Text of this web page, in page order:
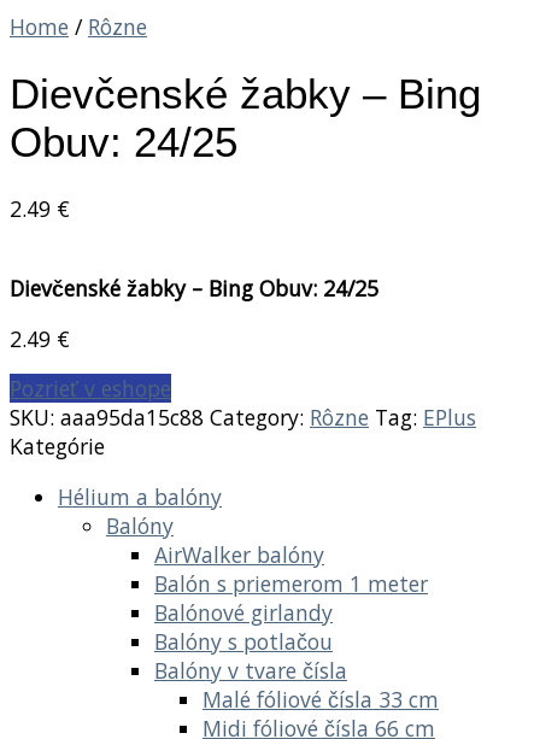
Home / Rôzne
Dievčenské žabky – Bing
Obuv: 24/25
2.49 €
Dievčenské žabky – Bing Obuv: 24/25
2.49 €
Pozrieť v eshope
SKU: aaa95da15c88 Category: Rôzne Tag: EPlus
Kategórie
Hélium a balóny
Balóny
AirWalker balóny
Balón s priemerom 1 meter
Balónové girlandy
Balóny s potlačou
Balóny v tvare čísla
Malé fóliové čísla 33 cm
Midi fóliové čísla 66 cm